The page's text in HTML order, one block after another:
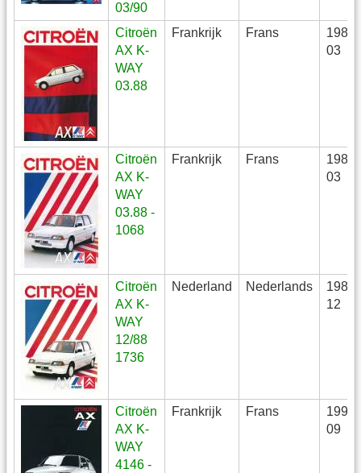
03/90
Citroën
AX K-
WAY
03.88
Frankrijk Frans
1988-
03
Citroën
AX K-
WAY
03.88 -
1068
Frankrijk Frans
1988-
03
Citroën
AX K-
WAY
12/88
1736
Nederland Nederlands
1988-
12
Citroën
AX K-
WAY
4146 -
Frankrijk Frans
1990-
09